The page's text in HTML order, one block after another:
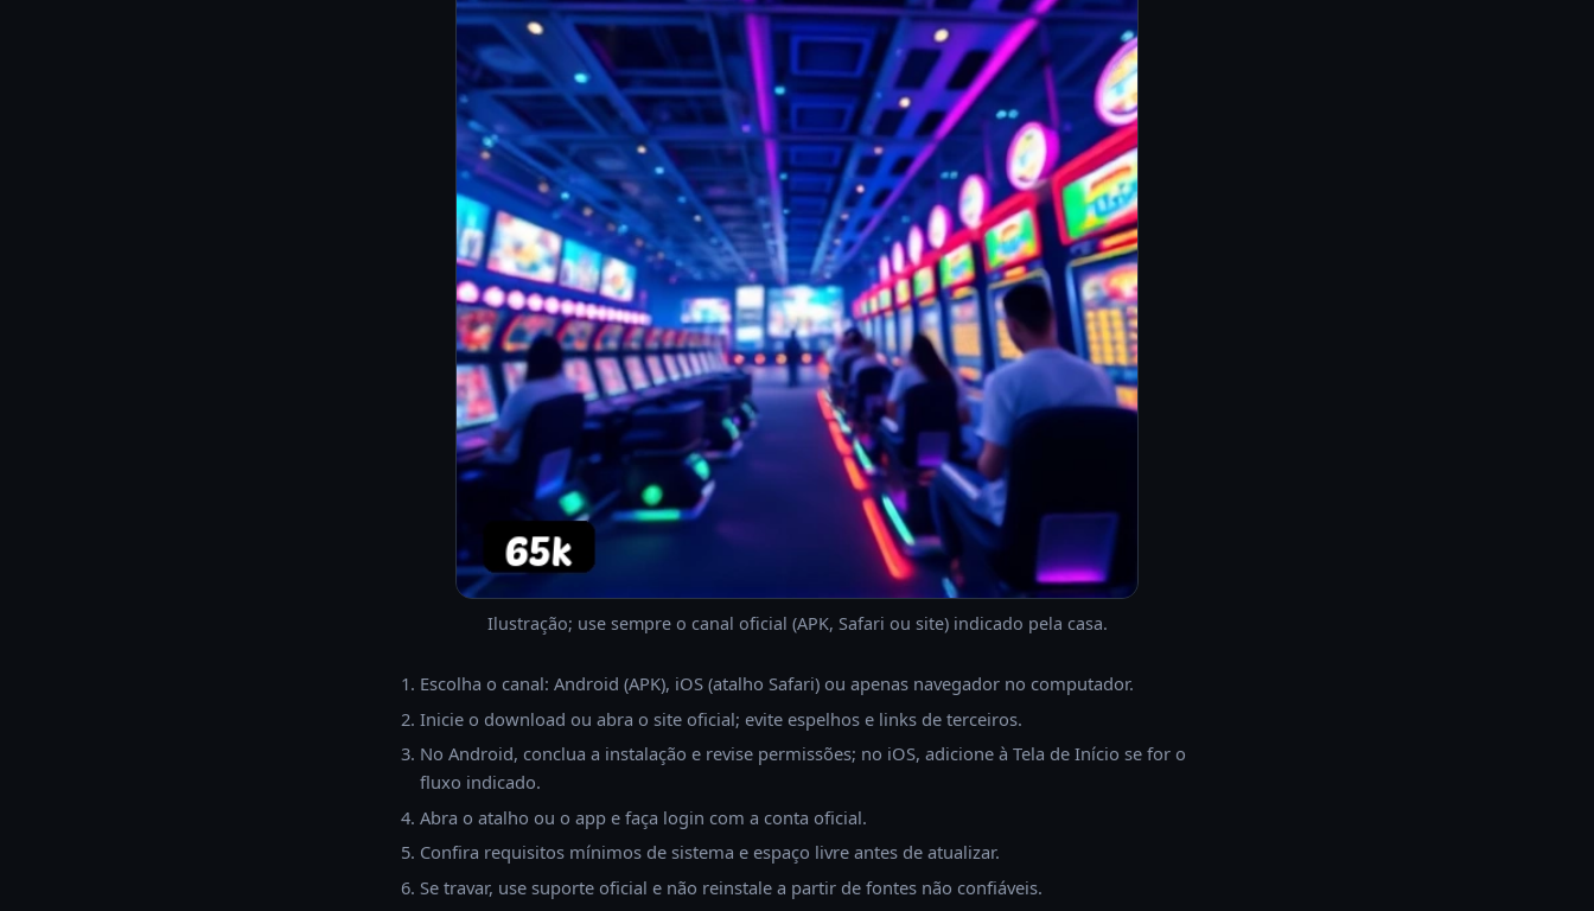
Ilustração; use sempre o canal oficial (APK, Safari ou site) indicado pela casa.
Escolha o canal: Android (APK), iOS (atalho Safari) ou apenas navegador no computador.
Inicie o download ou abra o site oficial; evite espelhos e links de terceiros.
No Android, conclua a instalação e revise permissões; no iOS, adicione à Tela de Início se for o
fluxo indicado.
Abra o atalho ou o app e faça login com a conta oficial.
Confira requisitos mínimos de sistema e espaço livre antes de atualizar.
Se travar, use suporte oficial e não reinstale a partir de fontes não confiáveis.